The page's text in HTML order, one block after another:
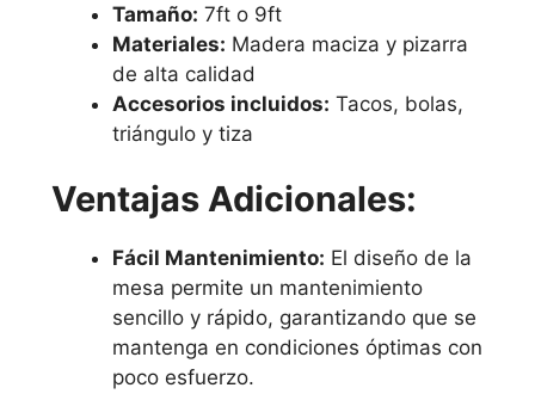
Tamaño: 7ft o 9ft
Materiales: Madera maciza y pizarra
de alta calidad
Accesorios incluidos: Tacos, bolas,
triángulo y tiza
Ventajas Adicionales:
Fácil Mantenimiento: El diseño de la
mesa permite un mantenimiento
sencillo y rápido, garantizando que se
mantenga en condiciones óptimas con
poco esfuerzo.